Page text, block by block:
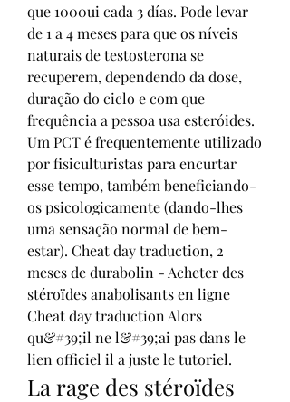
que 1000ui cada 3 días. Pode levar
de 1 a 4 meses para que os níveis
naturais de testosterona se
recuperem, dependendo da dose,
duração do ciclo e com que
frequência a pessoa usa esteróides.
Um PCT é frequentemente utilizado
por fisiculturistas para encurtar
esse tempo, também beneficiando-
os psicologicamente (dando-lhes
uma sensação normal de bem-
estar). Cheat day traduction, 2
meses de durabolin - Acheter des
stéroïdes anabolisants en ligne
Cheat day traduction Alors
qu&#39;il ne l&#39;ai pas dans le
lien officiel il a juste le tutoriel.
La rage des stéroïdes